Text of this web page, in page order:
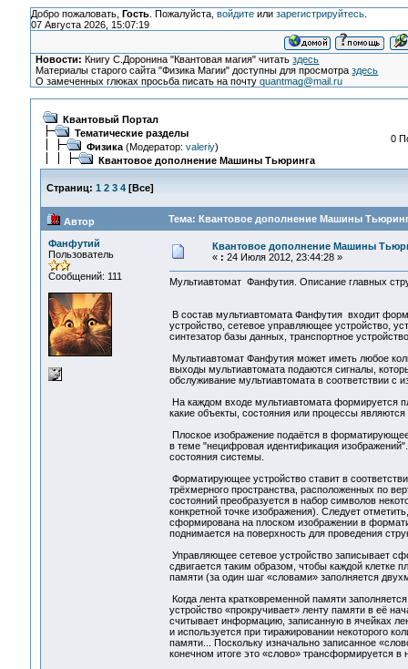
Добро пожаловать, Гость. Пожалуйста, войдитеили зарегистрируйтесь.
07 Августа 2026, 15:07:19
Новости: Книгу С.Доронина "Квантовая магия" читатьздесь
Материалы старого сайта "Физика Магии" доступны для просмотраздесь
О замеченных глюках просьба писать на почтуquantmag@mail.ru
Квантовый Портал
Тематические разделы
Физика(Модератор: valeriy)
Квантовое дополнение Машины Тьюринга
0
Страниц: 1 2 3 4[Все]
Автор Тема: Квантовое дополнение Машины
Фанфутий
Пользователь
Сообщений: 111
Квантовое дополнение Машины
« : 24 Июля 2012, 23:44:28 »
Мультиавтомат Фанфутия. Описание главных
В состав мультиавтомата Фанфутия входит
устройство, сетевое управляющее устройство,
синтезатор базы данных, транспортное
Мультиавтомат Фанфутия может иметь любое
выходы мультиавтомата подаются сигналы,
обслуживание мультиавтомата в соответствии с
На каждом входе мультиавтомата формируется
какие объекты, состояния или процессы
Плоское изображение подаётся в
в теме "нецифровая идентификация
состояния системы.
Форматирующее устройство ставит в
трёхмерного пространства, расположенных по
состояний преобразуется в набор символов
конкретной точке изображения). Следует
сформирована на плоском изображении в
поднимается на поверхность для проведения
Управляющее сетевое устройство записывает
сдвигается таким образом, чтобы каждой клетке
памяти (за один шаг «словами» заполняется
Когда лента кратковременной памяти
устройство «прокручивает» ленту памяти в её
считывает информацию, записанную в ячейках
и используется при тиражировании некоторого
памяти... Поскольку изначально записанное
конечном итоге это «слово» трансформируется